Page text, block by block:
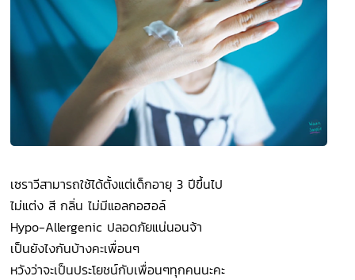
เซราวีสามารถใช้ได้ตั้งแต่เด็กอายุ 3 ปีขึ้นไป
ไม่แต่ง สี กลิ่น ไม่มีแอลกอฮอล์
Hypo-Allergenic ปลอดภัยแน่นอนจ้า
เป็นยังไงกันบ้างคะเพื่อนๆ
หวังว่าจะเป็นประโยชน์กับเพื่อนๆทุกคนนะคะ